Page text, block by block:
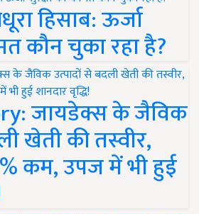
हिसाब: ऊर्जा
कौन चुका रहा है?
जायडेक्स के जैविक
खेती की तस्वीर,
कम, उपज में भी हुई